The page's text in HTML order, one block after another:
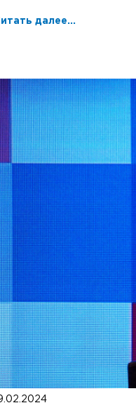
далее...